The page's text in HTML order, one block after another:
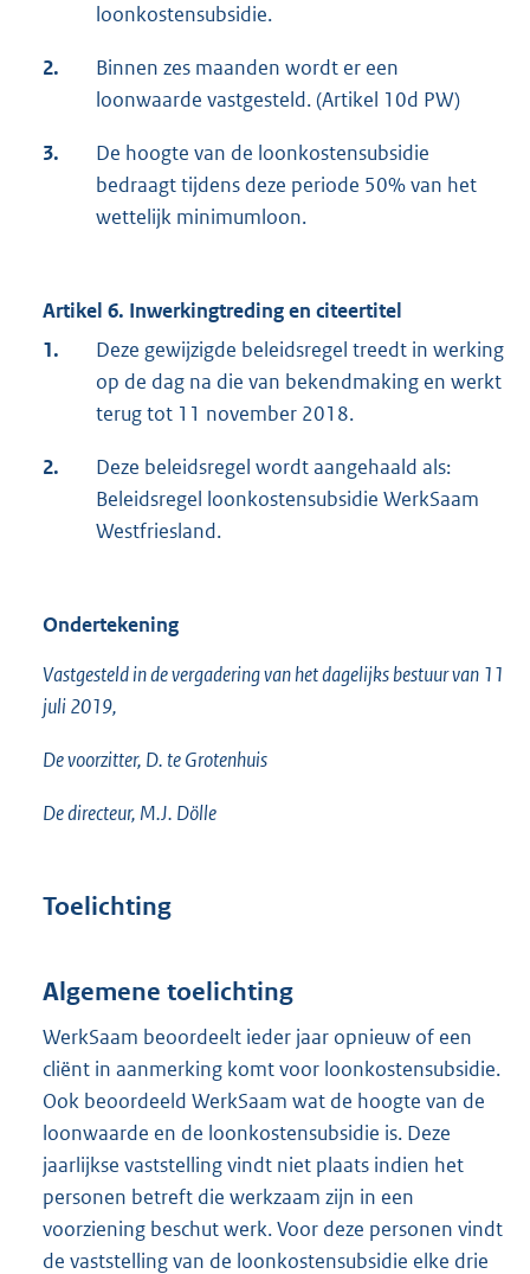
loonkostensubsidie.
2.
Binnen zes maanden wordt er een
loonwaarde vastgesteld. (Artikel 10d PW)
3.
De hoogte van de loonkostensubsidie
bedraagt tijdens deze periode 50% van het
wettelijk minimumloon.
Artikel 6. Inwerkingtreding en citeertitel
1.
Deze gewijzigde beleidsregel treedt in werking
op de dag na die van bekendmaking en werkt
terug tot 11 november 2018.
2.
Deze beleidsregel wordt aangehaald als:
Beleidsregel loonkostensubsidie WerkSaam
Westfriesland.
Ondertekening
Vastgesteld in de vergadering van het dagelijks bestuur van 11
juli 2019,
De voorzitter, D. te Grotenhuis
De directeur, M.J. Dölle
Toelichting
Algemene toelichting
WerkSaam beoordeelt ieder jaar opnieuw of een
cliënt in aanmerking komt voor loonkostensubsidie.
Ook beoordeeld WerkSaam wat de hoogte van de
loonwaarde en de loonkostensubsidie is. Deze
jaarlijkse vaststelling vindt niet plaats indien het
personen betreft die werkzaam zijn in een
voorziening beschut werk. Voor deze personen vindt
de vaststelling van de loonkostensubsidie elke drie